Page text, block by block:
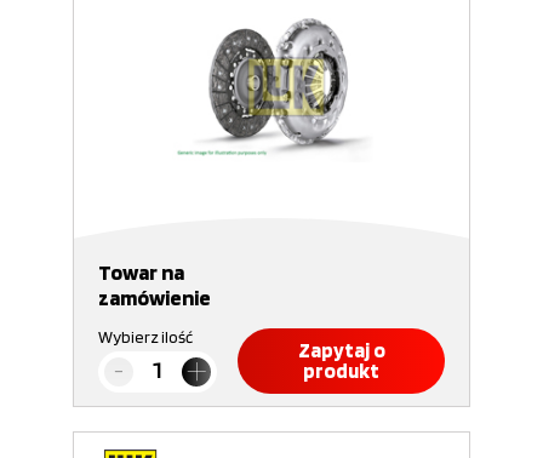
Towar na
zamówienie
Wybierz ilość
Zapytaj o
produkt